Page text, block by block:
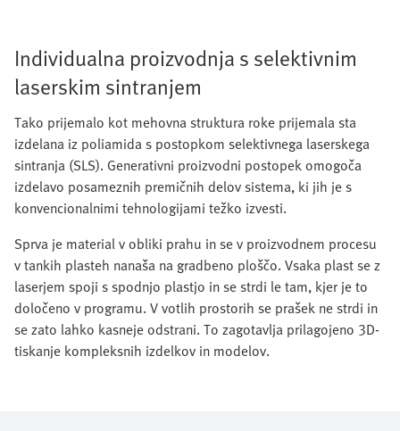
Individualna proizvodnja s selektivnim
laserskim sintranjem
Tako prijemalo kot mehovna struktura roke prijemala sta
izdelana iz poliamida s postopkom selektivnega laserskega
sintranja (SLS). Generativni proizvodni postopek omogoča
izdelavo posameznih premičnih delov sistema, ki jih je s
konvencionalnimi tehnologijami težko izvesti.
Sprva je material v obliki prahu in se v proizvodnem procesu
v tankih plasteh nanaša na gradbeno ploščo. Vsaka plast se z
laserjem spoji s spodnjo plastjo in se strdi le tam, kjer je to
določeno v programu. V votlih prostorih se prašek ne strdi in
se zato lahko kasneje odstrani. To zagotavlja prilagojeno 3D-
tiskanje kompleksnih izdelkov in modelov.